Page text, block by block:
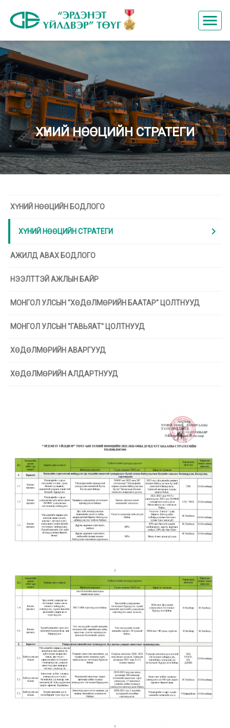
menu
ХҮНИЙ НӨӨЦИЙН СТРАТЕГИ
ХҮНИЙ НӨӨЦИЙН БОДЛОГО
ХҮНИЙ НӨӨЦИЙН СТРАТЕГИ chevron_right
АЖИЛД АВАХ БОДЛОГО
НЭЭЛТТЭЙ АЖЛЫН БАЙР
МОНГОЛ УЛСЫН "ХӨДӨЛМӨРИЙН БААТАР" ЦОЛТНУУД
МОНГОЛ УЛСЫН "ГАВЬЯАТ" ЦОЛТНУУД
ХӨДӨЛМӨРИЙН АВАРГУУД
ХӨДӨЛМӨРИЙН АЛДАРТНУУД